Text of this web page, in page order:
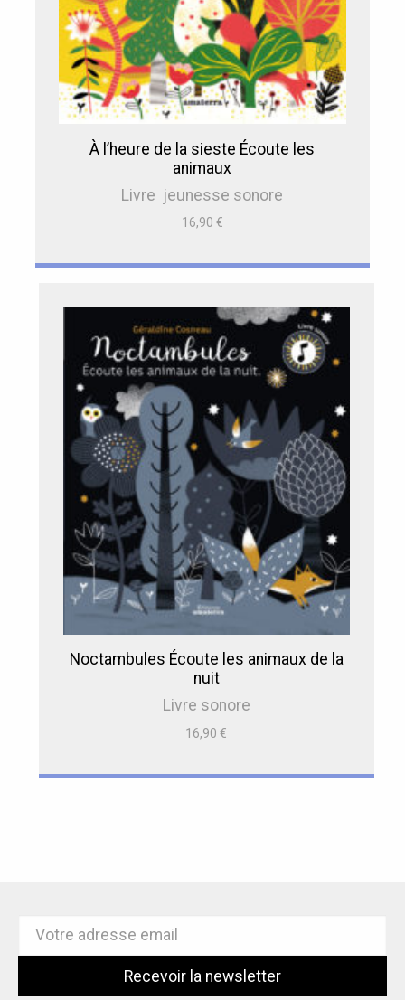
À l’heure de la sieste Écoute les
animaux
Livre jeunesse sonore
16,90 €
Noctambules Écoute les animaux de la
nuit
Livre sonore
16,90€